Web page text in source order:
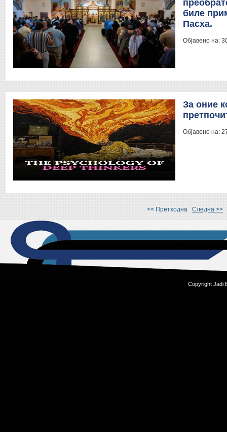
биле
Пасха.
Објавено на:
За оние
Објавено на:
<< Претходна Следна >>
Copyright Jadi